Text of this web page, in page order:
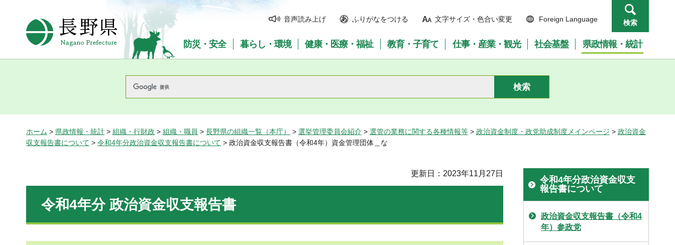
長野県Nagano Prefecture
音声読み上げ ふりがなをつける 文字サイズ・色合い変更 Foreign Language 検索
防災・安全 暮らし・環境 健康・医療・福祉 教育・子育て 仕事・産業・観光 社会基盤 県政情報・統計
ホーム > 県政情報・統計 > 組織・行財政 > 組織・職員 > 長野県の組織一覧（本庁） > 選挙管理委員会紹介 > 選管の業務に関する各種情報等 > 政治資金制度・政党助成制度メインページ > 政治資金
収支報告書について > 令和4年分政治資金収支報告書について > 政治資金収支報告書（令和4年）資金管理団体＿な
更新日：2023年11月27日
令和4年分 政治資金収支報告書
令和4年分政治資金収支
報告書について
政治資金収支報告書（令和4
年）参政党